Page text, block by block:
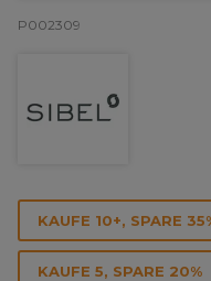
P002309
KAUFE 10+, SPARE
KAUFE 5, SPARE 20%